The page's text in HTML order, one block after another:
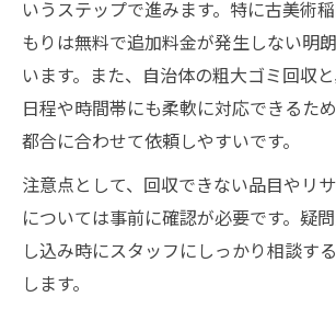
いうステップで進みます。特に古美術
もりは無料で追加料金が発生しない明
います。また、自治体の粗大ゴミ回収
日程や時間帯にも柔軟に対応できるた
都合に合わせて依頼しやすいです。
注意点として、回収できない品目やリ
については事前に確認が必要です。疑
し込み時にスタッフにしっかり相談す
します。